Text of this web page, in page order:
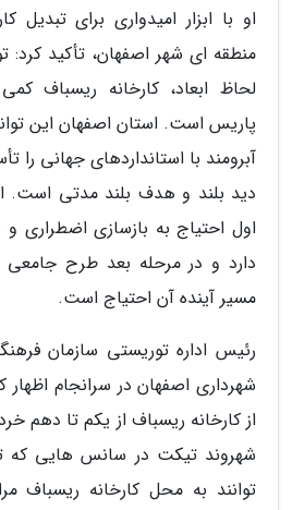
او با ابزار امیدواری برای تبدیل
منطقه ای شهر اصفهان، تأکید کرد:
لحاظ ابعاد، کارخانه ریسباف
پاریس است. استان اصفهان این
آبرومند با استانداردهای جهانی را
دید بلند و هدف بلند مدتی است.
اول احتیاج به بازسازی اضطراری
دارد و در مرحله بعد طرح جامعی
مسیر آینده آن احتیاج است.
رئیس اداره توریستی سازمان
شهرداری اصفهان در سرانجام اظهار
از کارخانه ریسباف از یکم تا دهم
شهروند تیکت در سانس هایی
توانند به محل کارخانه ریسباف